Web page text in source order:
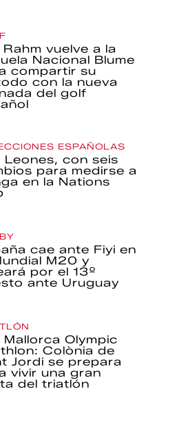
Rahm vuelve a la
Nacional Blume
compartir su
con la nueva
del golf
ESPAÑOLAS
Leones, con seis
para medirse a
en la Nations
cae ante Fiyi en
M20 y
por el 13º
ante Uruguay
Mallorca Olympic
Colònia de
Jordi se prepara
vivir una gran
del triatlón